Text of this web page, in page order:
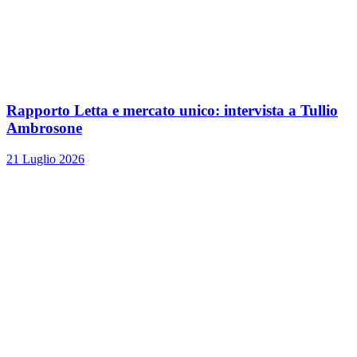
Rapporto Letta e mercato unico: intervista a Tullio
Ambrosone
21 Luglio 2026